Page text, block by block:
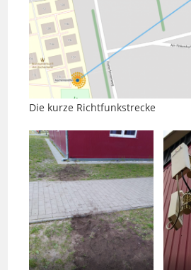
Die kurze Richtfunkstrecke